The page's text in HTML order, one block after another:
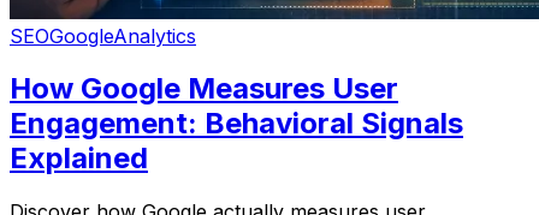
SEOGoogleAnalytics
How Google Measures User
Engagement: Behavioral Signals
Explained